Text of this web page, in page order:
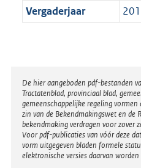
Vergaderjaar
Disclaimer
De hier aangeboden pdf-bestanden
Tractatenblad, provinciaal blad,
gemeenschappelijke regeling
zin van de Bekendmakingswet en de
bekendmaking verdragen voor zover
Voor pdf-publicaties van vóór deze
vorm uitgegeven bladen formele
elektronische versies daarvan